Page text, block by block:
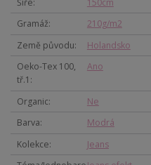
Šíře
150cm
Gramáž
210g/m2
Země původu
Holandsko
Oeko-Tex 100,
tř.1
Ano
Organic
Ne
Barva
Modrá
Kolekce
Jeans